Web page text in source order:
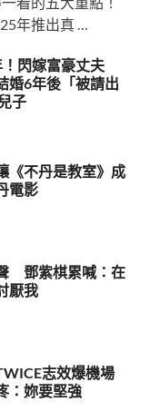
年推出真 …
閃嫁富豪丈夫
婚6年後「被請出
子
《不丹是教室》成
電影
鄧紫棋累喊：在
厭我
志效爆機場
：妳要堅強